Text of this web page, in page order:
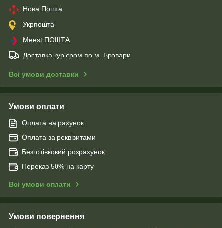
Нова Пошта
Укрпошта
Meest ПОШТА
Доставка кур'єром по м. Бровари
Всі умови доставки
Умови оплати
Оплата на рахунок
Оплата за реквізитами
Безготівковий розрахунок
Переказ 50% на карту
Всі умови оплати
Умови повернення